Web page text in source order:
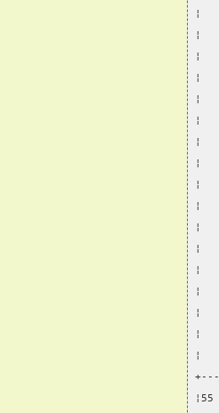
¦
¦
¦
¦
¦
¦
¦
¦
¦
¦
¦
¦
¦
¦
¦
¦
¦